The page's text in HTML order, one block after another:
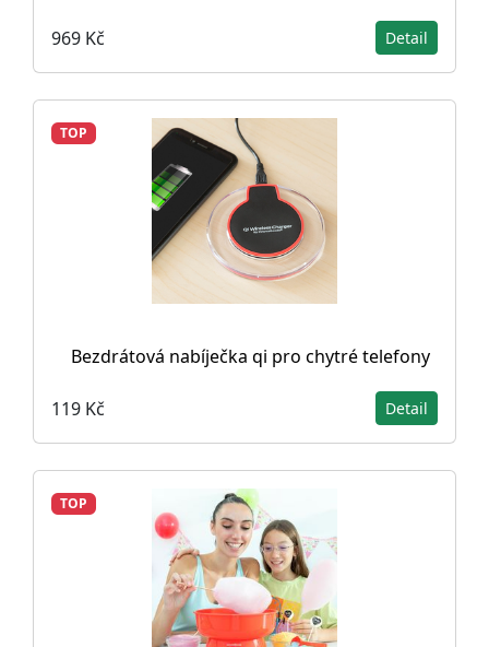
969 Kč Detail
TOP
Bezdrátová nabíječka qi pro chytré telefony
119 Kč Detail
TOP